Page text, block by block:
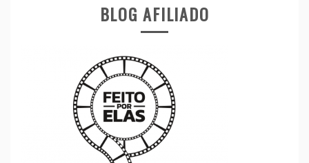
BLOG AFILIADO